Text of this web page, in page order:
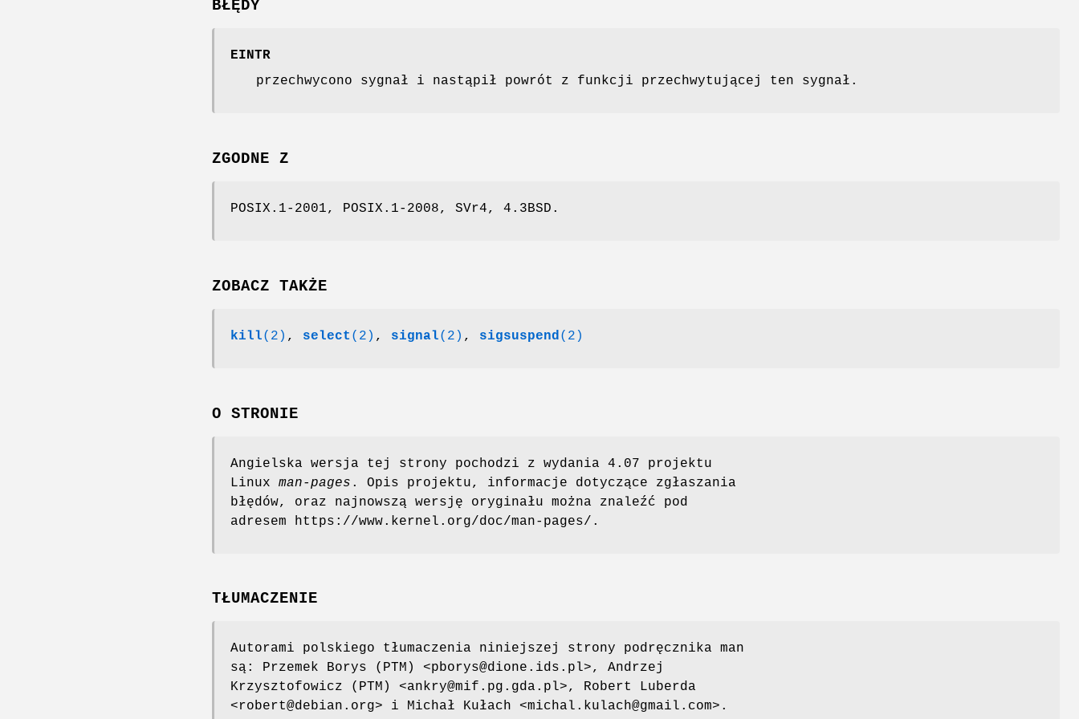
BŁĘDY
EINTR
przechwycono sygnał i nastąpił powrót z funkcji przechwytującej ten sygnał.
ZGODNE Z
POSIX.1-2001, POSIX.1-2008, SVr4, 4.3BSD.
ZOBACZ TAKŻE
kill(2) , select (2) , signal(2) , sigsuspend(2)
O STRONIE
Angielska wersja tej strony pochodzi z wydania 4.07 projektu
Linux man-pages . Opis projektu, informacje dotyczące zgłaszania
błędów, oraz najnowszą wersję oryginału można znaleźć pod
adresem https://www.kernel.org/doc/man-pages/.
TŁUMACZENIE
Autorami polskiego tłumaczenia niniejszej strony podręcznika man
są: Przemek Borys (PTM) <pborys@dione.ids.pl>, Andrzej
Krzysztofowicz (PTM) <ankry@mif.pg.gda.pl>, Robert Luberda
<robert@debian.org> i Michał Kułach <michal.kulach@gmail.com>.